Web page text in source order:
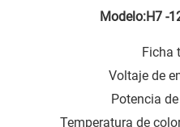
Modelo:H7 -
Ficha
Voltaje de
Potencia
Temperatura de